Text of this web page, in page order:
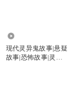
现代灵异鬼故事|悬疑
故事|恐怖故事|灵异